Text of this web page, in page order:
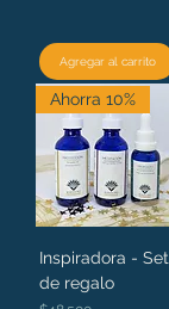
Agregar al carrito
Ahorra 10%
Inspiradora - Set
de regalo